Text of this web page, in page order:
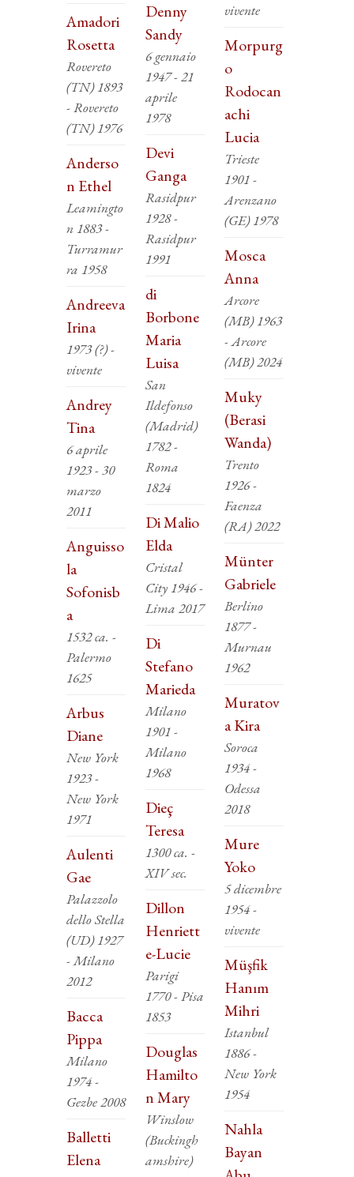
Amadori
Rosetta
Rovereto
(TN) 1893
- Rovereto
(TN) 1976
Anderso
n Ethel
Leamingto
n 1883 -
Turramur
ra 1958
Andreeva
Irina
1973 (?) -
vivente
Andrey
Tina
6 aprile
1923 - 30
marzo
2011
Anguisso
la
Sofonisb
a
1532 ca. -
Palermo
1625
Arbus
Diane
New York
1923 -
New York
1971
Aulenti
Gae
Palazzolo
dello Stella
(UD) 1927
- Milano
2012
Bacca
Pippa
Milano
1974 -
Gezbe 2008
Balletti
Elena
Denny
Sandy
6 gennaio
1947 - 21
aprile
1978
Devi
Ganga
Rasidpur
1928 -
Rasidpur
1991
di
Borbone
Maria
Luisa
San
Ildefonso
(Madrid)
1782 -
Roma
1824
Di Malio
Elda
Cristal
City 1946 -
Lima 2017
Di
Stefano
Marieda
Milano
1901 -
Milano
1968
Dieç
Teresa
1300 ca. -
XIV sec.
Dillon
Henriett
e-Lucie
Parigi
1770 - Pisa
1853
Douglas
Hamilto
n Mary
Winslow
(Buckingh
amshire)
vivente
Morpurg
o
Rodocan
achi
Lucia
Trieste
1901 -
Arenzano
(GE) 1978
Mosca
Anna
Arcore
(MB) 1963
- Arcore
(MB) 2024
Muky
(Berasi
Wanda)
Trento
1926 -
Faenza
(RA) 2022
Münter
Gabriele
Berlino
1877 -
Murnau
1962
Muratov
a Kira
Soroca
1934 -
Odessa
2018
Mure
Yoko
5 dicembre
1954 -
vivente
Müşfik
Hanım
Mihri
Istanbul
1886 -
New York
1954
Nahla
Bayan